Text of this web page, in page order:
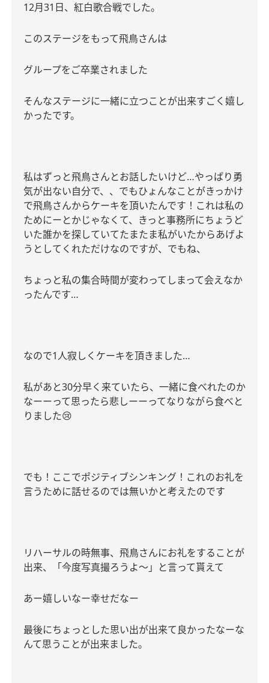
12月31 日、紅白歌合戦でした。
このステージをもって飛鳥さんは
グループをご卒業されました
そんなステージに一緒に立つことが出来すごく嬉し
かったです。
私はずっと飛鳥さんとお話したいけど…やっぱり勇
気が出ない自分で、、でもひょんなことがきっかけ
で飛鳥さんからケーキを頂いたんです！これは私の
ためにーとかじゃなくて、きっと事務所にちょうど
いた誰かを探していてたまたま私がいたからあげよ
うとしてくれただけなのですが、でもね、
ちょっと私の集合時間が変わってしまって会えなか
ったんです…
なので1人寂しくケーキを頂きました…
私があと30分早く来ていたら、一緒に食べれたのか
なーーって思ったら悲しーーってなりながら食べと
りました😢
でも！ここでポジティブシンキング！これのお礼を
言うために話せるのでは無いかと考えたのです
リハーサルの時無事、飛鳥さんにお礼をすることが
出来、「今度写真撮ろうよ〜」と言って貰えて
あー嬉しいなー幸せだなー
最後にちょっとした思い出が出来て良かったなーな
んて思うことが出来ました。